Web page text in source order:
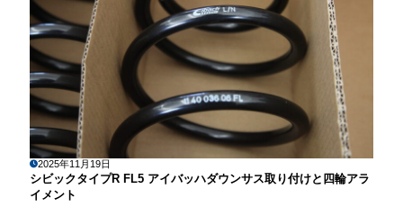
2025年11月19日
シビックタイプR FL5 アイバッハダウンサス取り付けと四輪アラ
イメント